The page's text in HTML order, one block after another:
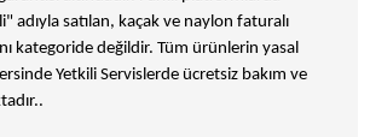
adıyla satılan, kaçak ve naylon faturalı
kategoride değildir. Tüm ürünlerin yasal
Yetkili Servislerde ücretsiz bakım ve